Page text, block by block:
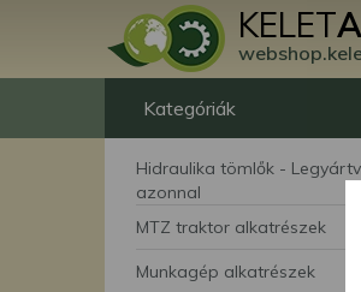
KELET
Kategóriák
Hidraulika tömlők -
azonnal
MTZ traktor alkatrészek
Munkagép alkatrészek